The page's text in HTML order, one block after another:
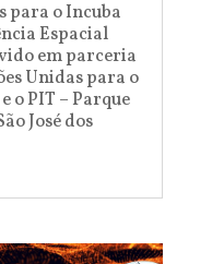
para o Incuba
Espacial
em parceria
Unidas para o
o PIT – Parque
José dos